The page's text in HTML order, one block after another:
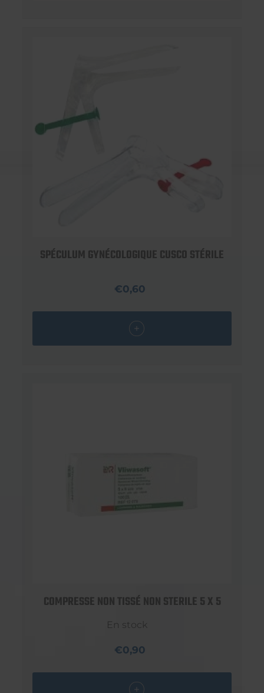
SPÉCULUM GYNÉCOLOGIQUE CUSCO STÉRILE
€0,60
COMPRESSE NON TISSÉ NON STERILE 5 X 5
En stock
€0,90